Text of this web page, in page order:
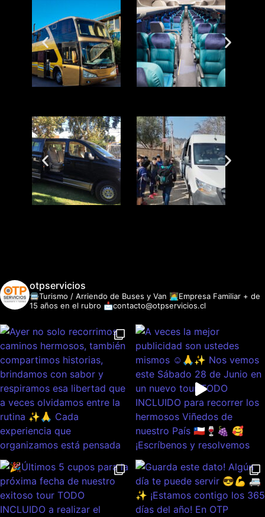
otpservicios
🚍Turismo / Arriendo de Buses y Van 👩‍💻Empresa Familiar + de
15 años en el rubro 📩contacto@otpservicios.cl